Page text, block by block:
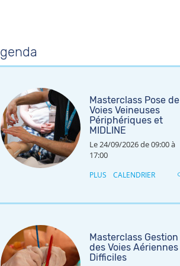
Masterclass Pose de
Voies Veineuses
Périphériques et
MIDLINE
Le 24/09/2026 de 09:00 à
17:00
PLUS CALENDRIER
Masterclass Gestion
des Voies Aériennes
Difficiles